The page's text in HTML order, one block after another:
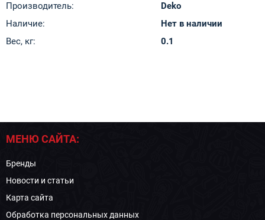
Производитель:
Deko
Наличие:
Нет в наличии
Вес, кг:
0.1
МЕНЮ САЙТА:
Бренды
Новости и статьи
Карта сайта
Обработка персональных данных